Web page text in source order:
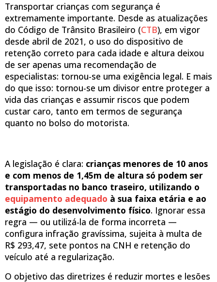
Transportar crianças com segurança é
extremamente importante. Desde as atualizações
do Código de Trânsito Brasileiro (CTB), em vigor
desde abril de 2021, o uso do dispositivo de
retenção correto para cada idade e altura deixou
de ser apenas uma recomendação de
especialistas: tornou-se uma exigência legal. E mais
do que isso: tornou-se um divisor entre proteger a
vida das crianças e assumir riscos que podem
custar caro, tanto em termos de segurança
quanto no bolso do motorista.
A legislação é clara: crianças menores de 10 anos
e com menos de 1,45m de altura só podem ser
transportadas no banco traseiro, utilizando o
equipamento adequado à sua faixa etária e ao
estágio do desenvolvimento físico. Ignorar essa
regra — ou utilizá-la de forma incorreta —
configura infração gravíssima, sujeita à multa de
R$ 293,47, sete pontos na CNH e retenção do
veículo até a regularização.
O objetivo das diretrizes é reduzir mortes e lesões